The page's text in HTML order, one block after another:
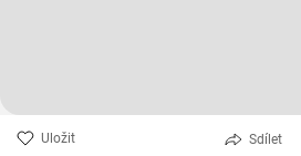
Uložit Sdílet